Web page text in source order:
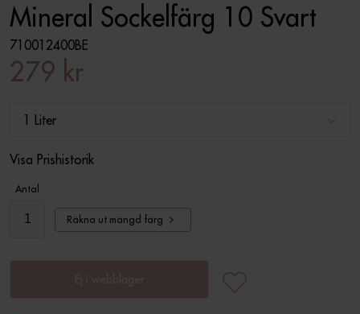
Mineral Sockelfärg 10 Svart
710012400BE
279 kr
1 Liter
Visa Prishistorik
Antal
Räkna ut mängd färg